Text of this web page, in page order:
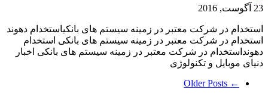
23 آگوست, 2016
استخدام در شرکت معتبر در زمینه سیستم های بانکیاستخدام دهوند
استخدام در شرکت معتبر در زمینه سیستم های بانکی استخدام
دهونداستخدام در شرکت معتبر در زمینه سیستم های بانکی اخبار
دنیای موبایل و تکنولوژی
← Older Posts